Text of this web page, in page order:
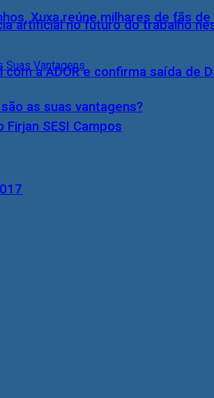
artificial no futuro do trabalho
as suas vantagens?
Xuxa reúne milhares de fãs
a ADOR e confirma saída de
SESI Campos